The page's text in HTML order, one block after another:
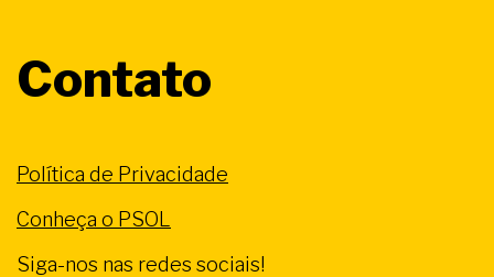
Contato
Política de Privacidade
Conheça o PSOL
Siga-nos nas redes sociais!